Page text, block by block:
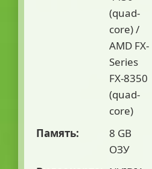
(quad-
core) /
AMD FX-
Series
FX-8350
(quad-
core)
Память:
8 GB
ОЗУ